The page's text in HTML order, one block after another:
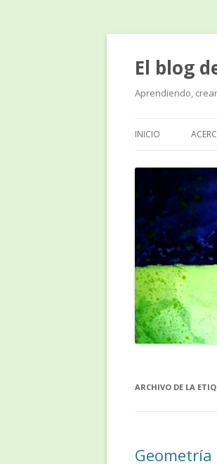
El blog
Aprendiendo,
INICIO
ARCHIVO DE LA